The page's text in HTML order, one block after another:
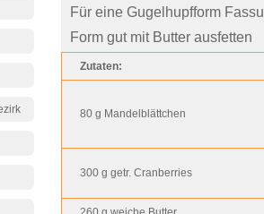
Für eine Gugelhupfform
Form gut mit Butter ausfetten
Zutaten:
80 g Mandelblättchen
300 g getr. Cranberries